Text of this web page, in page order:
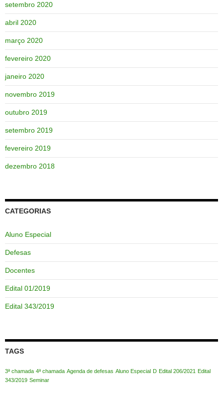
setembro 2020
abril 2020
março 2020
fevereiro 2020
janeiro 2020
novembro 2019
outubro 2019
setembro 2019
fevereiro 2019
dezembro 2018
CATEGORIAS
Aluno Especial
Defesas
Docentes
Edital 01/2019
Edital 343/2019
TAGS
3ª chamada 4ª chamada Agenda de defesas Aluno Especial D Edital 206/2021 Edital
343/2019 Seminar